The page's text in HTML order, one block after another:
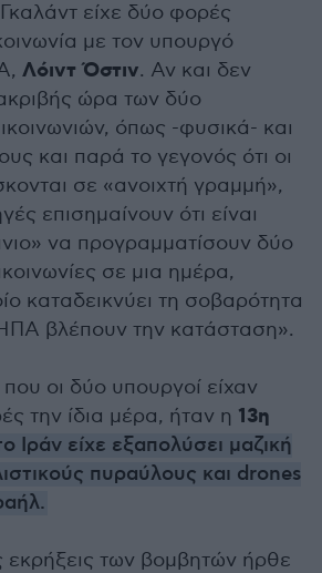
είχε δύο φορές
με τον υπουργό
Λόιντ Όστιν. Αν και δεν
ώρα των δύο
όπως -φυσικά- και
και παρά το γεγονός ότι οι
σε «ανοιχτή γραμμή»,
επισημαίνουν ότι είναι
να προγραμματίσουν δύο
σε μια ημέρα,
καταδεικνύει τη σοβαρότητα
βλέπουν την κατάσταση».
οι δύο υπουργοί είχαν
την ίδια μέρα, ήταν η 13η
Ιράν είχε εξαπολύσει μαζική
πυραύλους και drones
εκρήξεις των βομβητών ήρθε